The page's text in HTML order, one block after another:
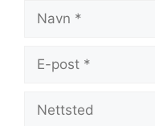
Navn
Nettsted